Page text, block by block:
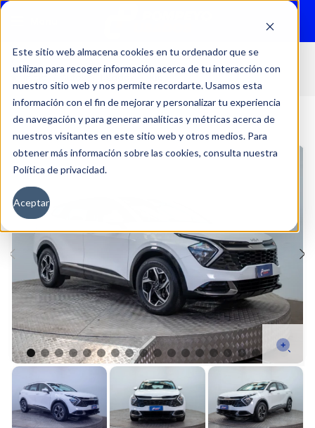
Este sitio web almacena cookies en tu ordenador que se
utilizan para recoger información acerca de tu interacción con
nuestro sitio web y nos permite recordarte. Usamos esta
información con el fin de mejorar y personalizar tu experiencia
de navegación y para generar analíticas y métricas acerca de
nuestros visitantes en este sitio web y otros medios. Para
obtener más información sobre las cookies, consulta nuestra
Política de privacidad.
Aceptar
Inicio Autos